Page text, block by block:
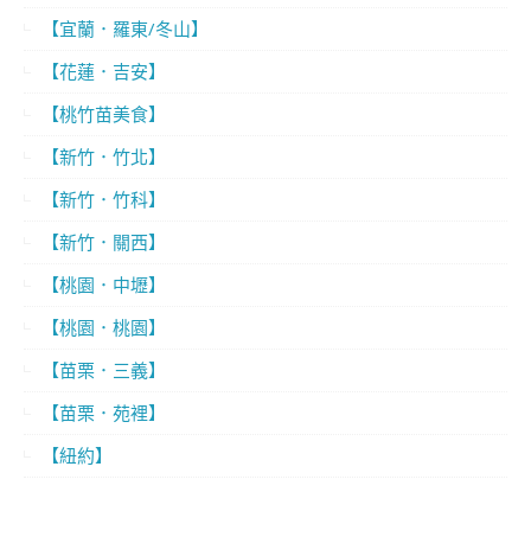
【宜蘭．羅東/冬山】
【花蓮．吉安】
【桃竹苗美食】
【新竹．竹北】
【新竹．竹科】
【新竹．關西】
【桃園．中壢】
【桃園．桃園】
【苗栗．三義】
【苗栗．苑裡】
【紐約】